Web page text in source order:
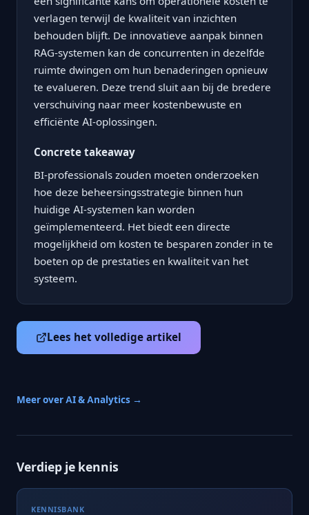
verlagen terwijl de kwaliteit van inzichten
behouden blijft. De innovatieve aanpak binnen
RAG-systemen kan de concurrenten in dezelfde
ruimte dwingen om hun benaderingen opnieuw
te evalueren. Deze trend sluit aan bij de bredere
verschuiving naar meer kostenbewuste en
efficiënte AI-oplossingen.
Concrete takeaway
BI-professionals zouden moeten onderzoeken
hoe deze beheersingsstrategie binnen hun
huidige AI-systemen kan worden
geïmplementeerd. Het biedt een directe
mogelijkheid om kosten te besparen zonder in te
boeten op de prestaties en kwaliteit van het
systeem.
Lees het volledige artikel
Meer over AI & Analytics →
Verdiep je kennis
KENNISBANK